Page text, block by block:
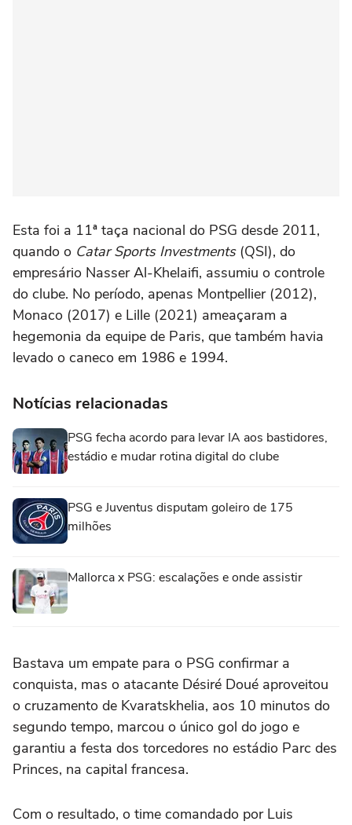
Esta foi a 11ª taça nacional do PSG desde 2011,
quando o Catar Sports Investments(QSI), do
empresário Nasser Al-Khelaifi, assumiu o controle
do clube. No período, apenas Montpellier (2012),
Monaco (2017) e Lille (2021) ameaçaram a
hegemonia da equipe de Paris, que também havia
levado o caneco em 1986 e 1994.
Notícias relacionadas
PSG fecha acordo para levar IA aos bastidores,
estádio e mudar rotina digital do clube
PSG e Juventus disputam goleiro de 175
milhões
Mallorca x PSG: escalações e onde assistir
Bastava um empate para o PSG confirmar a
conquista, mas o atacante Désiré Doué aproveitou
o cruzamento de Kvaratskhelia, aos 10 minutos do
segundo tempo, marcou o único gol do jogo e
garantiu a festa dos torcedores no estádio Parc des
Princes, na capital francesa.
Com o resultado, o time comandado por Luis